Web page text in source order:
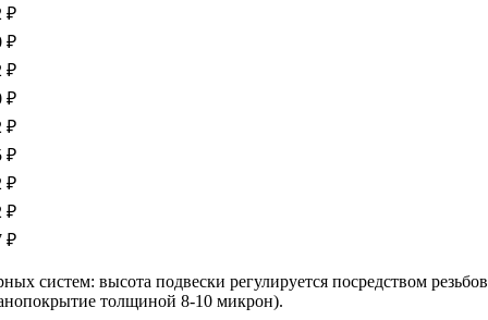
₽
₽
₽
₽
₽
₽
₽
₽
₽
систем: высота подвески регулируется посредством
толщиной 8-10 микрон).